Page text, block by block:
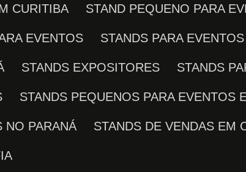
CURITIBA STAND PEQUENO PARA
EVENTOS STANDS PARA
STANDS EXPOSITORES STANDS
STANDS PEQUENOS PARA EVENTOS
NO PARANÁ STANDS DE VENDAS EM